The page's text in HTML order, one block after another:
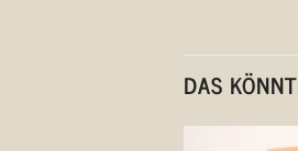
DAS